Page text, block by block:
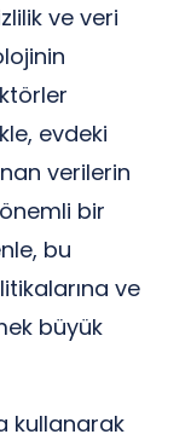
ve veri
evdeki
verilerin
bir
bu
ve
büyük
kullanarak